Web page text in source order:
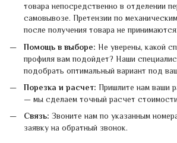
товара непосредственно в отделении
самовывозе. Претензии по
после получения товара не принимаются.
Помощь в выборе: Не уверены, какой
профиля вам подойдет? Наши
подобрать оптимальный вариант под
Порезка и расчет: Пришлите нам ваши
— мы сделаем точный расчет
Связь: Звоните нам по указанным
заявку на обратный звонок.